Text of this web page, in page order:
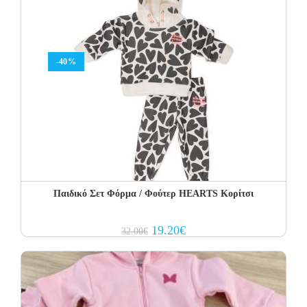
-40%
Παιδικό Σετ Φόρμα / Φούτερ HEARTS Κορίτσι
32.00€ Original
price
32.00€.
19.20€Current
price
19.20€.